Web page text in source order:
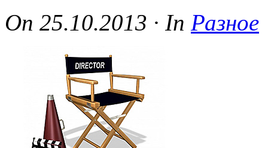
On 25.10.2013 · In Разное